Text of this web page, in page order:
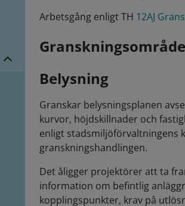
Arbetsgång enligt TH 12AJ
Belysning
Granskar belysningsplanen
kurvor, höjdskillnader och
enligt stadsmiljöförvaltningens
granskningshandlingen.
Det åligger projektörer att ta
information om befintlig
kopplingspunkter, krav på